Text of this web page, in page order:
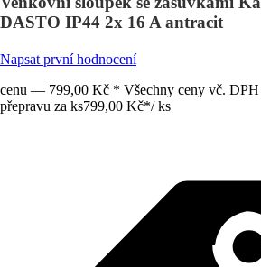
DASTO IP44 2x 16 A antracit
Napsat první hodnocení
cenu — 799,00 Kč * Všechny ceny vč. DPH
přepravu za ks799,00 Kč*/ ks